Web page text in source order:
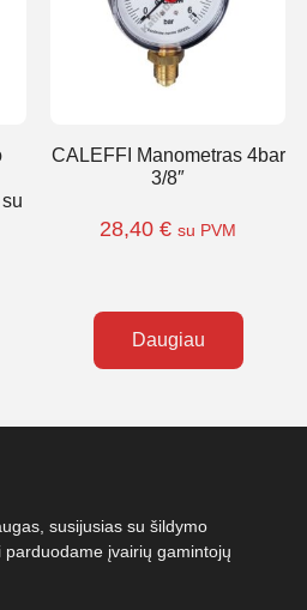
CALEFFI Manometras 4bar
3/8″
28,40 € su PVM
Daugiau
susijusias su šildymo
įvairių gamintojų